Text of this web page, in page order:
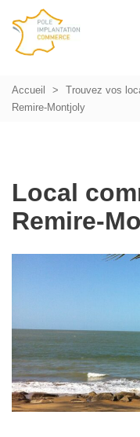
Accueil Trouvez vos
Remire-Montjoly
Local
Remire-